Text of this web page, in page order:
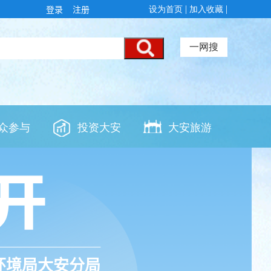
登录 注册
境局大安分局